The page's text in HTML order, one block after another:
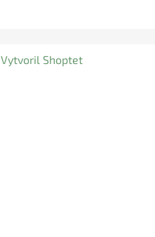
Vytvoril Shoptet